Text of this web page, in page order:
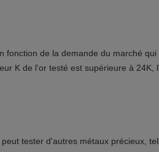
fonction de la demande du marché
K de l'or testé est supérieure à
tester d'autres métaux précieux,